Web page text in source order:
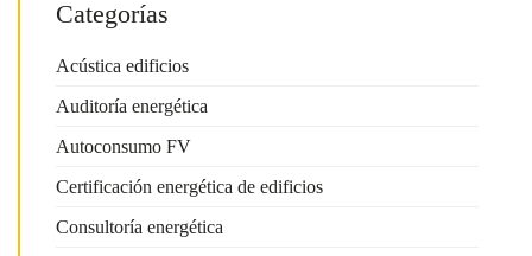
Categorías
Acústica edificios
Auditoría energética
Autoconsumo FV
Certificación energética de edificios
Consultoría energética